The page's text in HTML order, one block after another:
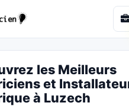
les Meilleurs
et
à Luzech